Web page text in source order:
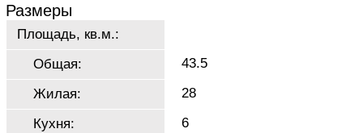
Размеры
Площадь, кв.м.:
Общая:
43.5
Жилая:
28
Кухня:
6